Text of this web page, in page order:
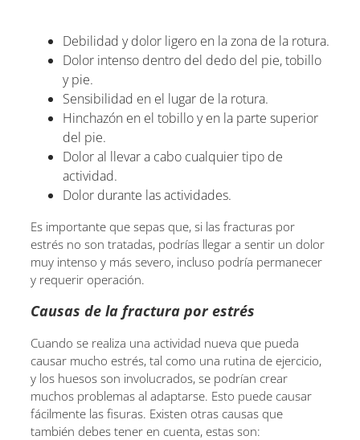
Debilidad y dolor ligero en la zona de la rotura.
Dolor intenso dentro del dedo del pie, tobillo
y pie.
Sensibilidad en el lugar de la rotura.
Hinchazón en el tobillo y en la parte superior
del pie.
Dolor al llevar a cabo cualquier tipo de
actividad.
Dolor durante las actividades.
Es importante que sepas que, si las fracturas por
estrés no son tratadas, podrías llegar a sentir un dolor
muy intenso y más severo, incluso podría permanecer
y requerir operación.
Causas de la fractura por estrés
Cuando se realiza una actividad nueva que pueda
causar mucho estrés, tal como una rutina de ejercicio,
y los huesos son involucrados, se podrían crear
muchos problemas al adaptarse. Esto puede causar
fácilmente las fisuras. Existen otras causas que
también debes tener en cuenta, estas son: